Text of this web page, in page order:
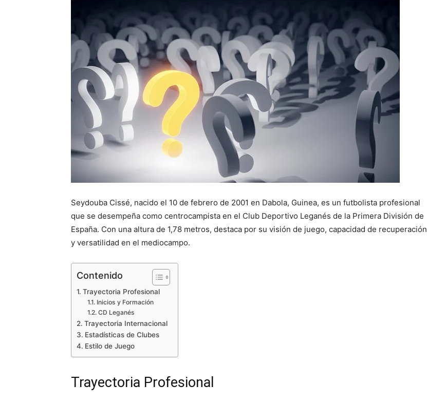
Seydouba Cissé, nacido el 10 de febrero de 2001 en Dabola, Guinea, es un futbolista profesional
que se desempeña como centrocampista en el Club Deportivo Leganés de la Primera División de
España. Con una altura de 1,78 metros, destaca por su visión de juego, capacidad de recuperación
y versatilidad en el mediocampo.
Contenido
Trayectoria Profesional
Inicios y Formación
CD Leganés
Trayectoria Internacional
Estadísticas de Clubes
Estilo de Juego
Trayectoria Profesional